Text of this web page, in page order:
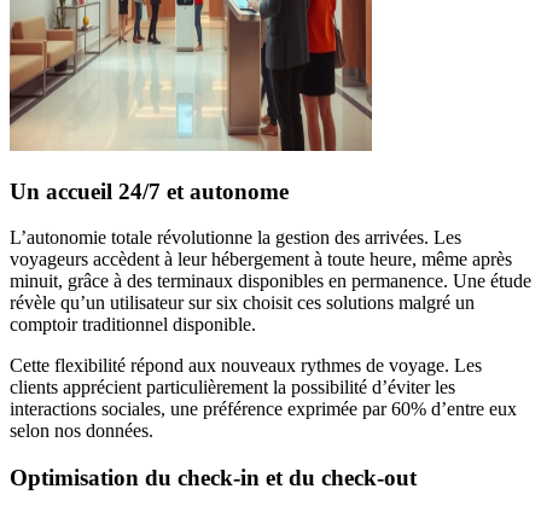
Un accueil 24/7 et autonome
L’autonomie totale révolutionne la gestion des arrivées. Les
voyageurs accèdent à leur hébergement à toute heure, même après
minuit, grâce à des terminaux disponibles en permanence. Une étude
révèle qu’un utilisateur sur six choisit ces solutions malgré un
comptoir traditionnel disponible.
Cette flexibilité répond aux nouveaux rythmes de voyage. Les
clients apprécient particulièrement la possibilité d’éviter les
interactions sociales, une préférence exprimée par 60% d’entre eux
selon nos données.
Optimisation du check-in et du check-out